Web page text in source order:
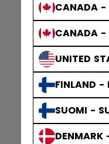
CANADA -
CANADA -
UNITED
FINLAND -
SUOMI -
DENMARK